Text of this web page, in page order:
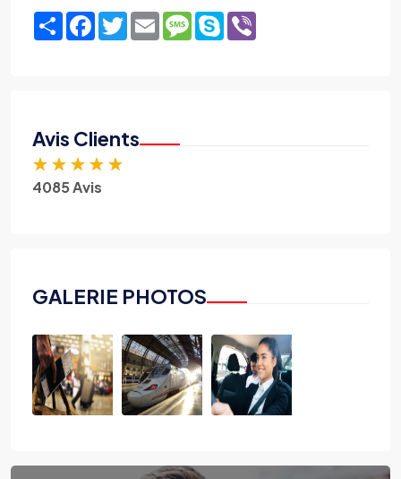
ShareFacebook
TwitterEmailMessage
Skype
Avis Clients
★ ★ ★ ★ ★
4085 Avis
GALERIE PHOTOS